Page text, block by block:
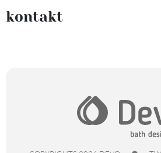
kontakt